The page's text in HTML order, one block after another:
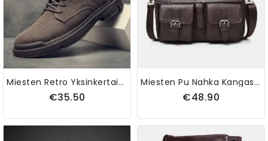
Miesten Retro Yksinkertainen Mikrokuitunahka Liukumaton Casaul Tooling Nilkkurit
€35.50
Miesten Pu Nahka Kangas Suuri Kapasiteetti 14 Tuuman Monitoimisalkku Crossbody Laukut Käsilaukku Reppu
€48.90